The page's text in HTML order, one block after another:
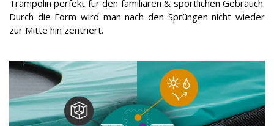
Trampolin perfekt für den familiären & sportlichen Gebrauch.
Durch die Form wird man nach den Sprüngen nicht wieder
zur Mitte hin zentriert.